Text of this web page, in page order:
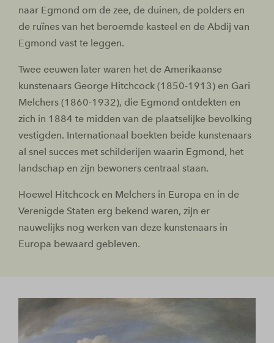
naar Egmond om de zee, de duinen, de polders en
de ruïnes van het beroemde kasteel en de Abdij van
Egmond vast te leggen.
Twee eeuwen later waren het de Amerikaanse
kunstenaars George Hitchcock (1850-1913) en Gari
Melchers (1860-1932), die Egmond ontdekten en
zich in 1884 te midden van de plaatselijke bevolking
vestigden. Internationaal boekten beide kunstenaars
al snel succes met schilderijen waarin Egmond, het
landschap en zijn bewoners centraal staan.
Hoewel Hitchcock en Melchers in Europa en in de
Verenigde Staten erg bekend waren, zijn er
nauwelijks nog werken van deze kunstenaars in
Europa bewaard gebleven.